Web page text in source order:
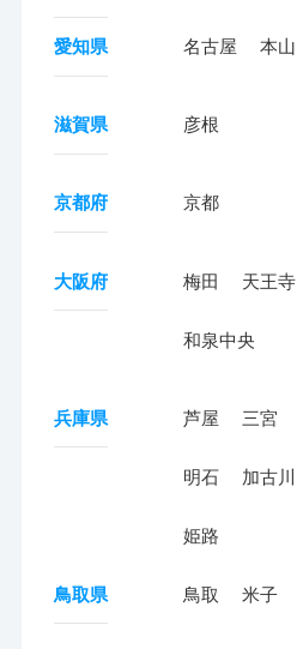
愛知県 名古屋 本山
滋賀県 彦根
京都府 京都
大阪府 梅田 天王寺
和泉中央
兵庫県 芦屋 三宮
明石 加古川
姫路
鳥取県 鳥取 米子